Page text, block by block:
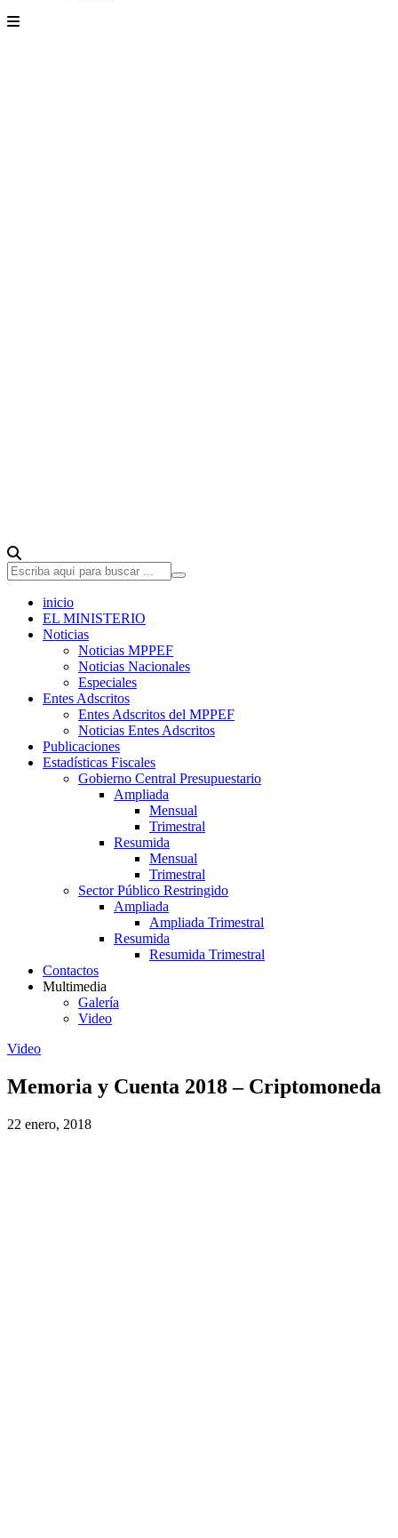
inicio
EL MINISTERIO
Noticias
Noticias MPPEF
Noticias Nacionales
Especiales
Entes Adscritos
Entes Adscritos del MPPEF
Noticias Entes Adscritos
Publicaciones
Estadísticas Fiscales
Gobierno Central Presupuestario
Ampliada
Mensual
Trimestral
Resumida
Mensual
Trimestral
Sector Público Restringido
Ampliada
Ampliada Trimestral
Resumida
Resumida Trimestral
Contactos
Multimedia
Galería
Video
Video
Memoria y Cuenta 2018 – Criptomoneda
22 enero, 2018